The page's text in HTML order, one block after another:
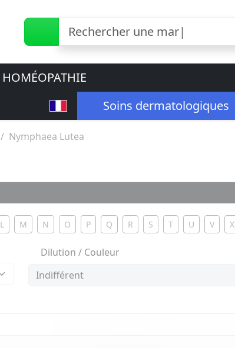
HOMÉOPATHIE
Soins dermatologiques
Nymphaea Lutea
L M N O P Q R S T U V X
Dilution / Couleur